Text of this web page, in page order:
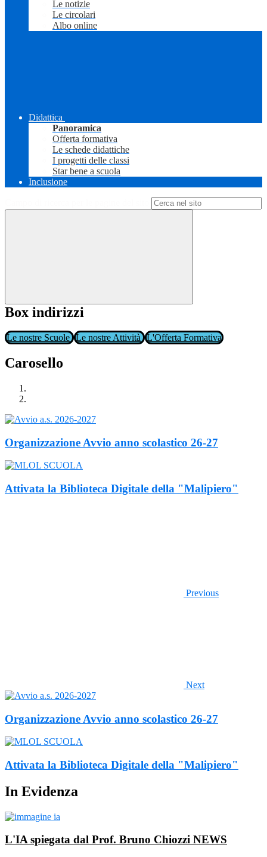
Le notizie
Le circolari
Albo online
Didattica
Panoramica
Offerta formativa
Le schede didattiche
I progetti delle classi
Star bene a scuola
Inclusione
Box indirizzi
Le nostre Scuole Le nostre Attività L'Offerta Formativa
Carosello
Organizzazione Avvio anno scolastico 26-27
Attivata la Biblioteca Digitale della "Malipiero"
Previous
Next
Organizzazione Avvio anno scolastico 26-27
Attivata la Biblioteca Digitale della "Malipiero"
In Evidenza
L'IA spiegata dal Prof. Bruno Chiozzi NEWS